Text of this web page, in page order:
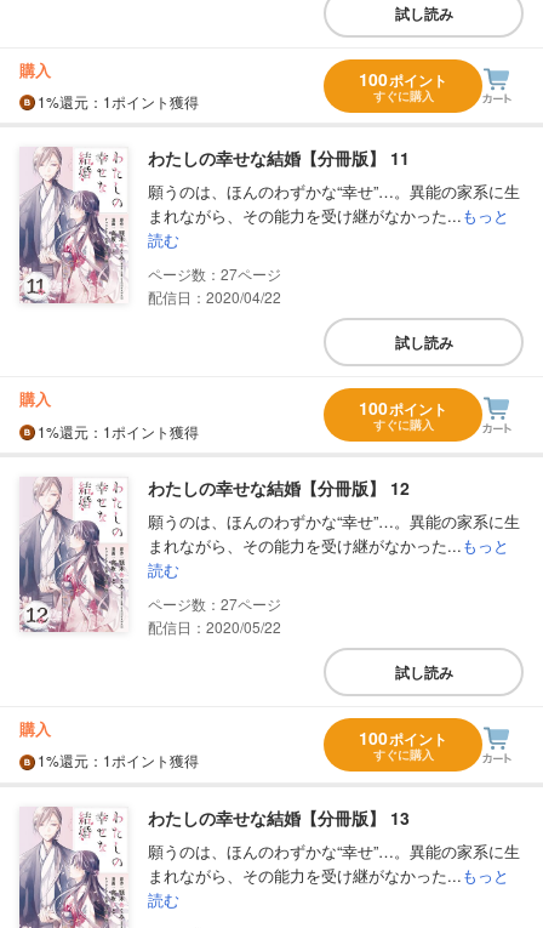
試し読み
購入
1%還元 ：1ポイント獲得
100ポイント
すぐに購入
わたしの幸せな結婚【分冊版】 11
願うのは、ほんのわずかな“幸せ”…。異能の家系に生
まれながら、その能力を受け継がなかった...もっと
読む
27
配信日：2020/04/22
試し読み
購入
1%還元 ：1ポイント獲得
100ポイント
すぐに購入
わたしの幸せな結婚【分冊版】 12
願うのは、ほんのわずかな“幸せ”…。異能の家系に生
まれながら、その能力を受け継がなかった...もっと
読む
27
配信日：2020/05/22
試し読み
購入
1%還元 ：1ポイント獲得
100ポイント
すぐに購入
わたしの幸せな結婚【分冊版】 13
願うのは、ほんのわずかな“幸せ”…。異能の家系に生
まれながら、その能力を受け継がなかった...もっと
読む